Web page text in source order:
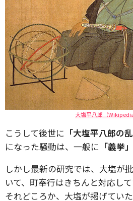
大塩平八郎（Wikipedia
こうして後世に 「大塩平八郎の乱
になった騒動は、一般に 「義挙」
しかし最新の研究では、大塩が
いて、町奉行はきちんと対応して
それどころか、大塩が掲げてい